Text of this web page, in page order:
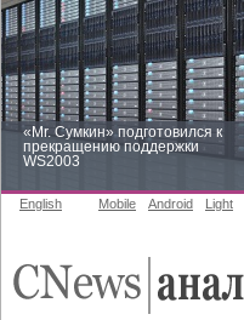
«Mr. Сумкин» подготовился к
прекращению поддержки
WS2003
English Mobile Android Light